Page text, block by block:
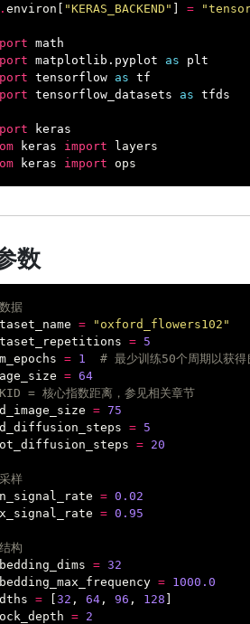
. environ [ "KERAS_BACKEND" ] =
math
matplotlib.pyplot as
plt
tensorflow as tf
tensorflow_datasets as tfds
keras
keras import
layers
keras import ops
数
据
=
"oxford_flowers102"
=
5
= 1
# 最少训练50个周期以获得
= 64
= 核心指数距离，参见相关章节
= 75
=
5
= 20
样
= 0.02
= 0.95
构
= 32
=
1000.0
= [32 , 64, 96 , 128 ]
= 2